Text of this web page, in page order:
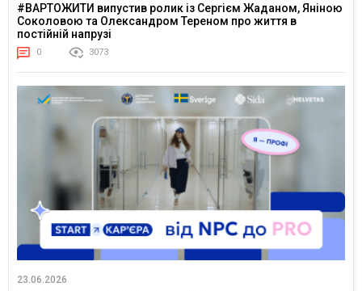
#ВАРТОЖИТИ випустив ролик із Сергієм Жаданом, Яніною
Соколовою та Олександром Тереном про життя в
постійній напрузі
0 3073
23.06.2026